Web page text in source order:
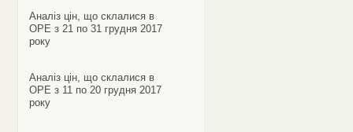
Аналіз цін, що склалися в
ОРЕ з 21 по 31 грудня 2017
року
Аналіз цін, що склалися в
ОРЕ з 11 по 20 грудня 2017
року